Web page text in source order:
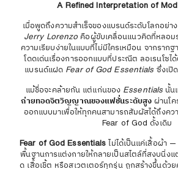
A Refined Interpretation of
เมื่อพูดถึงความสำเร็จของแบรนด์ระดับโลกอย่าง
Jerry Lorenzo คือผู้ขับเคลื่อนแนวคิดที่หลอม
ความเรียบง่ายในแบบที่ไม่มีใครเหมือน จากรากฐ
โดดเด่นเรื่องการออกแบบที่ประณีต ลอเรนโซ
แบรนด์แฝด Fear of God Essentials ซึ่งเปิ
แม้ชื่อจะคล้ายกัน แต่แก่นของ Essentials นั้น
ถ่ายทอดจิตวิญญาณของแฟชั่นระดับสูง ผ่านโค
ออกแบบมาเพื่อให้ทุกคนสามารถสัมผัสได้ถึงค
Fear of God ดั้งเดิม
Fear of God Essentials ไม่ได้เป็นแค่เสื้อผ้า
พื้นฐานการแต่งกายให้กลายเป็นสไตล์ที่สงบนิ่ง
ด เสื้อเชิ้ต หรือสเวตเตอร์ทุกรุ่น ถูกสร้างขึ้นด้วย